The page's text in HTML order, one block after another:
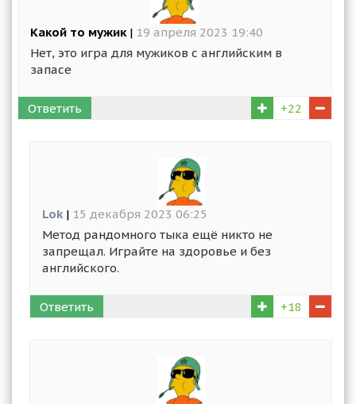
Какой то мужик| 19 апреля 2023 19:40
Нет, это игра для мужиков с английским в
запасе
Ответить +22
Lok | 15 декабря 2023 06:25
Метод рандомного тыка ещё никто не
запрещал. Играйте на здоровье и без
английского.
Ответить +18